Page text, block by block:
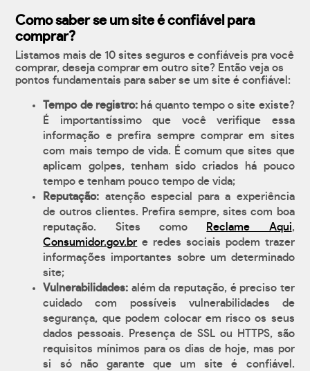
Como saber se um site é confiável para
comprar?
Listamos mais de 10 sites seguros e confiáveis pra você
comprar, deseja comprar em outro site? Então veja os
pontos fundamentais para saber se um site é confiável:
Tempo de registro:há quanto tempo o site existe?
É importantíssimo que você verifique essa
informação e prefira sempre comprar em sites
com mais tempo de vida. É comum que sites que
aplicam golpes, tenham sido criados há pouco
tempo e tenham pouco tempo de vida;
Reputação: atenção especial para a experiência
de outros clientes. Prefira sempre, sites com boa
reputação. Sites como
Reclame Aqui,
Consumidor.gov.br e redes sociais podem trazer
informações importantes sobre um determinado
site;
Vulnerabilidades: além da reputação, é preciso ter
cuidado com possíveis vulnerabilidades de
segurança, que podem colocar em risco os seus
dados pessoais. Presença de SSL ou HTTPS, são
requisitos mínimos para os dias de hoje, mas por
si só não garante que um site é confiável.